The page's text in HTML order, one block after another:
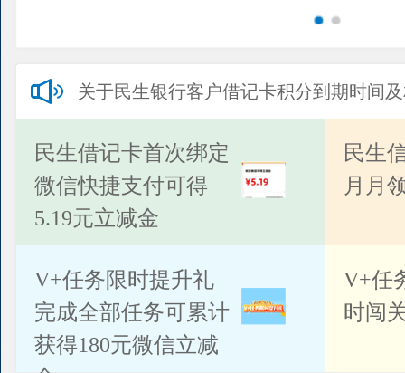
关于民生银行客户借记卡积分到期时间
公告
民生借记卡首次绑定
微信快捷支付可得
5.19元立减金
民生
月月
V+任务限时提升礼
完成全部任务可累计
获得180元微信立减
V+任
时闯